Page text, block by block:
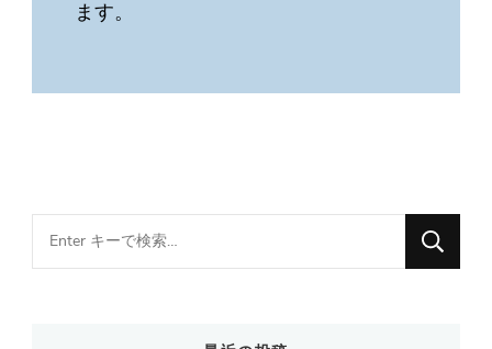
ます。
for